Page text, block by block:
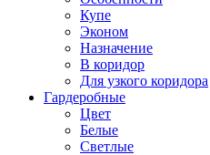
Купе
Эконом
Назначение
В коридор
Для узкого коридора
Гардеробные
Цвет
Белые
Светлые